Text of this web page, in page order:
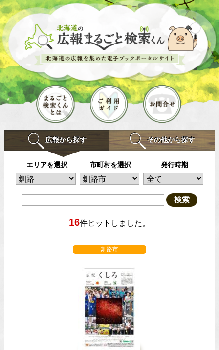
広報から探す その他から探す
エリアを選択 市町村を選択 発行時期
検索
16件ヒットしました。
釧路市